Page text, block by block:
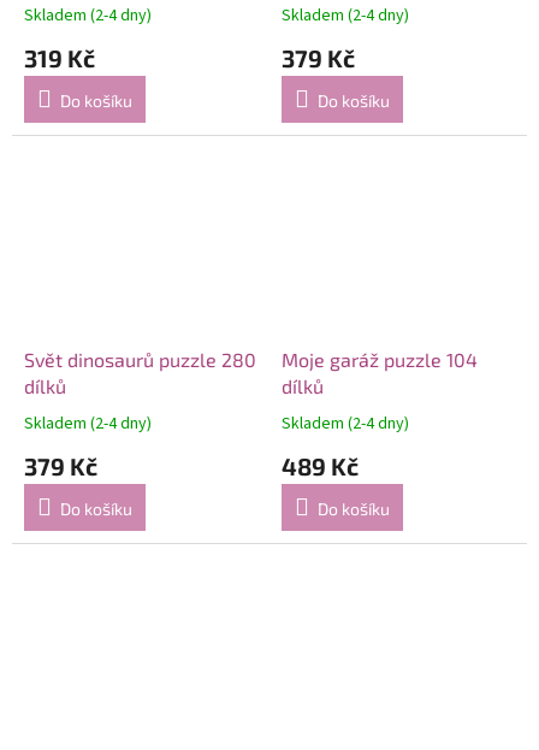
Skladem (2-4 dny)
319 Kč
Do košíku
Skladem (2-4 dny)
379 Kč
Do košíku
Svět dinosaurů puzzle 280
dílků
Skladem (2-4 dny)
379 Kč
Do košíku
Moje garáž puzzle 104
dílků
Skladem (2-4 dny)
489 Kč
Do košíku